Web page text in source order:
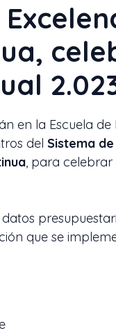
en la Escuela
del Sistema
, para
que se